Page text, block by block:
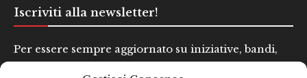
Iscriviti alla newsletter!
Per essere sempre aggiornato su iniziative, bandi,